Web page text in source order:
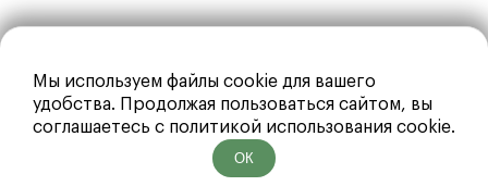
Мы используем файлы cookie для вашего
удобства. Продолжая пользоваться сайтом, вы
соглашаетесь с политикой использования cookie.
ОК